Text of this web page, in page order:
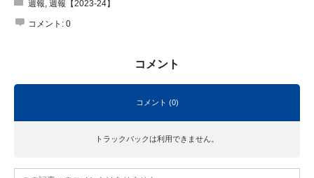
週報, 週報【2023-24】
コメント: 0
コメント
コメント (0)
トラックバックは利用できません。